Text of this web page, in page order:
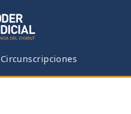
Circunscripciones